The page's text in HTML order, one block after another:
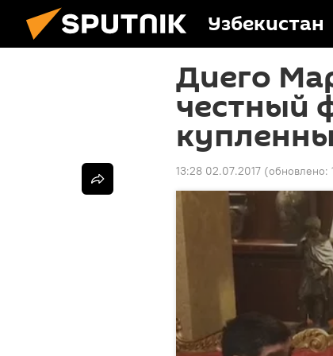
Узбекистан
Диего
честный
13:28 02.07.2017 (обновлено: